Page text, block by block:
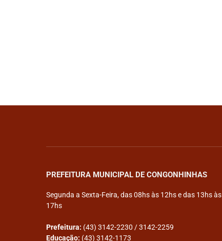
PREFEITURA MUNICIPAL DE CONGONHINHAS
Segunda a Sexta-Feira, das 08hs às 12hs e das 13hs às
17hs
Prefeitura: (43) 3142-2230 / 3142-2259
Educação: (43) 3142-1173